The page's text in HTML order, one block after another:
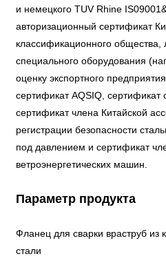
и немецкого TUV Rhine
авторизационный сертификат
классификационного общества,
специального оборудования
оценку экспортного
сертификат AQSIQ, сертификат
сертификат члена Китайской
регистрации безопасности
под давлением и сертификат
ветроэнергетических машин.
Параметр продукта
Фланец для сварки враструб
стали